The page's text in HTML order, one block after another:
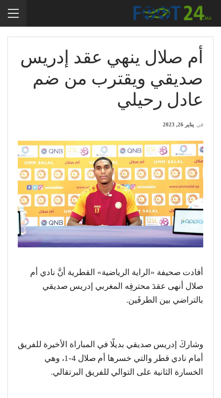
أم صلال ينهي عقد إدريس
صديقي ويقترب من ضم
عادل رحيلي
في يناير 26, 2023
أفادت صحيفة «الراية الرياضية» القطرية أنَّ نادي أم
صلال أنهى عقدَ محترفِه المغربي إدريس صديقي
بالتراضي بين الطرفَين.
وشاركَ إدريس صديقي بديلًا في المباراة الأخيرة للفريق
أمام نادي قطر والتي خسرها أم صلال 4-1، وهي
الخسارة الثانية على التوالي للفريق البرتقالي.